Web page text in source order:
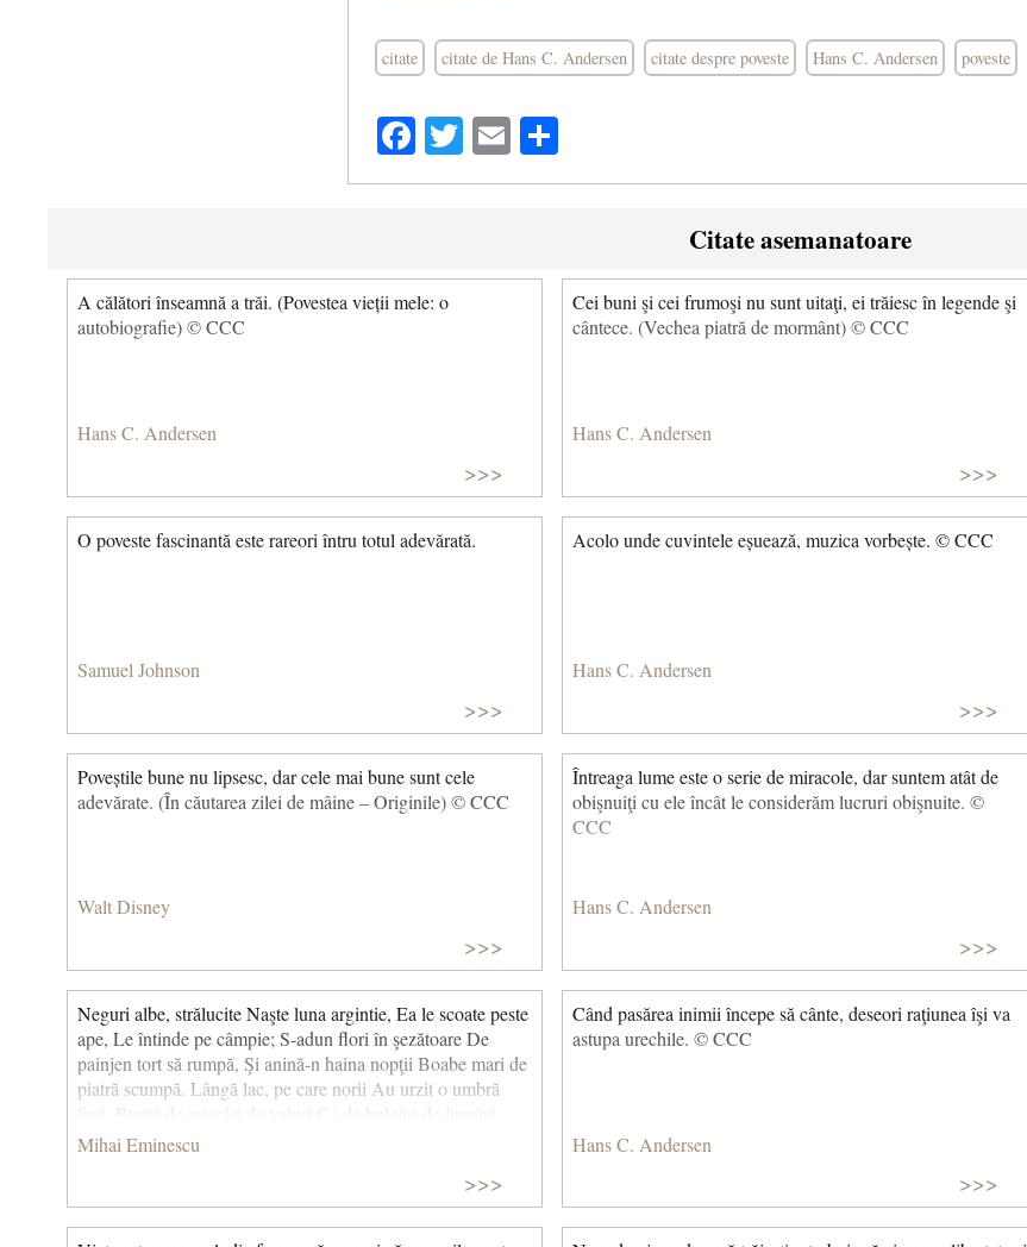
citate citate de Hans C. Andersen citate despre poveste Hans C. Andersen poveste
Facebook
Twitter
Email
Citate asemanatoare
A călători înseamnă a trăi. (Povestea vieții mele: o
autobiografie) © CCC
Hans C. Andersen
>>>
Cei buni şi cei frumoşi nu sunt uitaţi, ei trăiesc în legende şi
cântece. (Vechea piatră de mormânt) © CCC
Hans C. Andersen
>>>
O poveste fascinantă este rareori întru totul adevărată.
Samuel Johnson
>>>
Acolo unde cuvintele eșuează, muzica vorbește. © CCC
Hans C. Andersen
>>>
Poveștile bune nu lipsesc, dar cele mai bune sunt cele
adevărate. (În căutarea zilei de mâine – Originile) © CCC
Walt Disney
>>>
Întreaga lume este o serie de miracole, dar suntem atât de
obişnuiţi cu ele încât le considerăm lucruri obişnuite. ©
CCC
Hans C. Andersen
>>>
Neguri albe, strălucite Naşte luna argintie, Ea le scoate peste
ape, Le întinde pe câmpie; S-adun flori în şezătoare De
painjen tort să rumpă, Şi anină-n haina nopţii Boabe mari de
piatră scumpă. Lângă lac, pe care norii Au urzit o umbră
fină, Ruptă de mişcări de valuri Ca de bulgări de lumină.
Dându-şi trestia-ntr-o parte, Stă copila lin plecată, Trandafiri
Cum aleargă apa-n cercuri, Căci vrăjit de mult e lacul De-un
cuvânt al sfintei Miercuri; Ca să iasă chipu-n faţă, Trandafiri
aruncă tineri, Căci vrăjiţi sunt trandafirii De-un cuvânt al
Mihai Eminescu
>>>
Când pasărea inimii începe să cânte, deseori raţiunea îşi va
astupa urechile. © CCC
Hans C. Andersen
>>>